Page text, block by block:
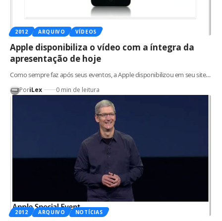
2012 ARQUIVO VÍDEOS
Apple disponibiliza o vídeo com a íntegra da
apresentação de hoje
Como sempre faz após seus eventos, a Apple disponibilizou em seu site…
PoriLex 0 min de leitura
2012 ARQUIVO NOTÍCIAS